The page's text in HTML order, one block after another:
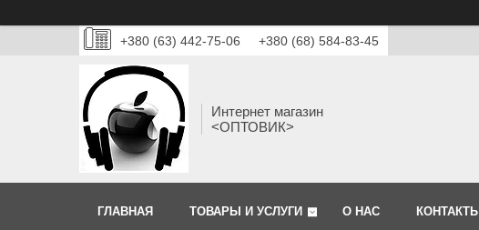
+380 (63) 442-75-06 +380 (68) 584-83-45
Интернет магазин
<ОПТОВИК>
ГЛАВНАЯ ТОВАРЫ И УСЛУГИ О НАС КОНТАКТЫ